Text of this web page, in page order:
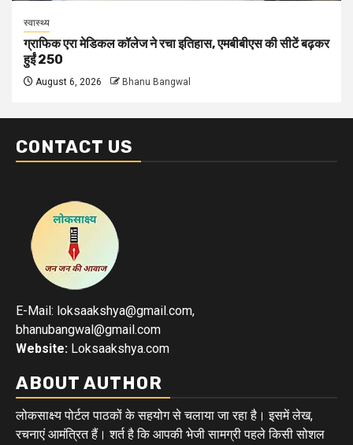
स्वास्थ्य
ग्राफिक एरा मेडिकल कॉलेज ने रचा इतिहास, एमबीबीएस की सीटें बढ़कर
हुईं 250
August 6, 2026 Bhanu Bangwal
CONTACT US
E-Mail: loksaakshya@gmail.com,
bhanubangwal@gmail.com
Website: Loksaakshya.com
ABOUT AUTHOR
लोकसाक्ष्य पोर्टल पाठकों के सहयोग से चलाया जा रहा है। इसमें लेख,
रचनाएं आमंत्रित हैं। शर्त है कि आपकी भेजी सामग्री पहले किसी सोशल